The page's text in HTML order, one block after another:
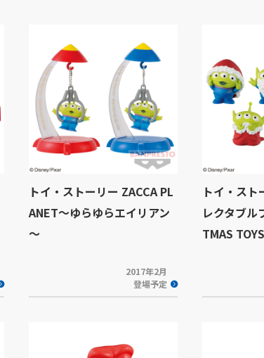
トイ・ストーリー ZACCA PL
ANET～ゆらゆらエイリアン
～
2017年2月
登場予定
トイ・スト
レクタブル
TMAS